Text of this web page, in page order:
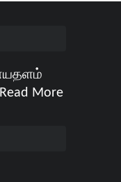
Read More